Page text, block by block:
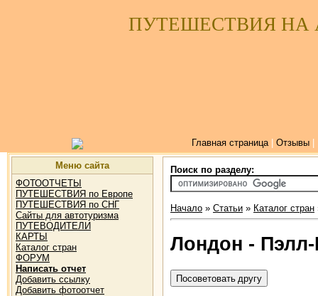
ПУТЕШЕСТВИЯ НА
Главная страница| Отзывы|
Меню сайта
ФОТООТЧЕТЫ
ПУТЕШЕСТВИЯ по Европе
ПУТЕШЕСТВИЯ по СНГ
Сайты для автотуризма
ПУТЕВОДИТЕЛИ
КАРТЫ
Каталог стран
ФОРУМ
Написать отчет
Добавить ссылку
Добавить фотоотчет
Поиск по разделу:
Начало » Статьи » Каталог стран
Лондон -